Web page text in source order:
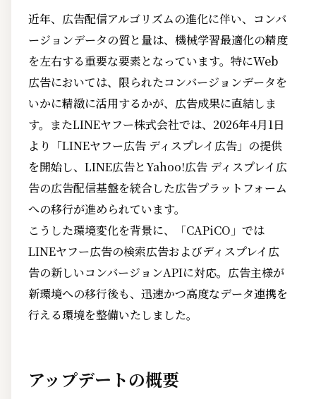
近年、広告配信アルゴリズムの進化に伴い、コンバ
ージョンデータの質と量は、機械学習最適化の精度
を左右する重要な要素となっています。特にWeb
広告においては、限られたコンバージョンデータを
いかに精緻に活用するかが、広告成果に直結しま
す。またLINEヤフー株式会社では、2026年4月1日
より「LINEヤフー広告 ディスプレイ広告」の提供
を開始し、LINE広告とYahoo!広告 ディスプレイ広
告の広告配信基盤を統合した広告プラットフォーム
への移行が進められています。
こうした環境変化を背景に、「CAPiCO」では
LINEヤフー広告の検索広告およびディスプレイ広
告の新しいコンバージョンAPIに対応。広告主様が
新環境への移行後も、迅速かつ高度なデータ連携を
行える環境を整備いたしました。
アップデートの概要